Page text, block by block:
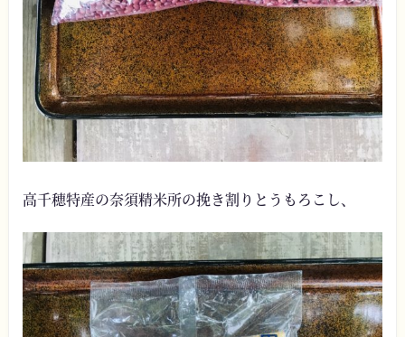
高千穂特産の奈須精米所の挽き割りとうもろこし、